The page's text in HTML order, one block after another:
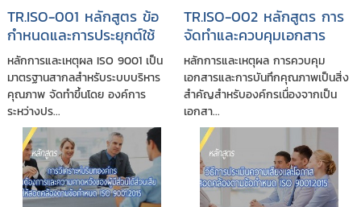
TR.ISO-001 หลักสูตร ข้อ
กำหนดและการประยุกต์ใช้
ระบบบริหารคุณภาพ ISO
9001:2015
หลักการและเหตุผล ISO 9001 เป็น
มาตรฐานสากลสำหรับระบบบริหาร
คุณภาพ จัดทำขึ้นโดย องค์การ
ระหว่างปร...
TR.ISO-002 หลักสูตร การ
จัดทำและควบคุมเอกสาร
ระบบคุณภาพ ISO
9001:2015
หลักการและเหตุผล การควบคุม
เอกสารและการบันทึกคุณภาพเป็นสิ่ง
สำคัญสำหรับองค์กรเนื่องจากเป็น
เอกสา...